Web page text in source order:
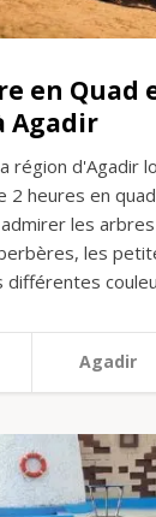
en Quad
Agadir
région d'Agadir
2 heures en
les
les
différentes
Agadir